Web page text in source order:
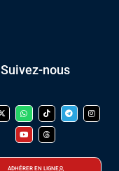
Suivez-nous
ADHÉRER EN LIGNE